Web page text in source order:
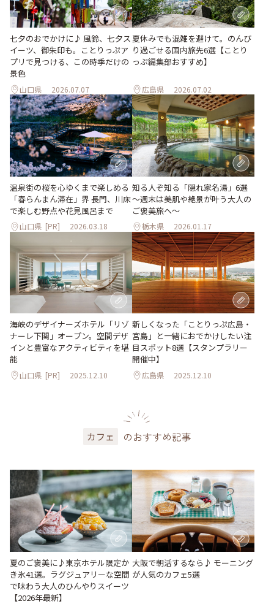
七夕のおでかけに♪ 風鈴、七夕ス
イーツ、御朱印も。ことりっぷア
プリで見つける、この時季だけの
景色
山口県 2026.07.07
夏休みでも混雑を避けて。のんび
り過ごせる国内旅先6選【ことり
っぷ編集部おすすめ】
広島県 2026.07.02
温泉街の桜を心ゆくまで楽しめる
「春らんまん滞在」界 長門、川床
で楽しむ野点や花見風呂まで
山口県 [PR] 2026.03.18
知る人ぞ知る「隠れ家名湯」6選
～週末は美肌や絶景が叶う大人の
ご褒美旅へ～
栃木県 2026.01.17
海峡のデザイナーズホテル「リゾ
ナーレ下関」オープン。空間デザ
インと豊富なアクティビティを堪
能
山口県 [PR] 2025.12.10
新しくなった「ことりっぷ広島・
宮島」と一緒におでかけしたい注
目スポット8選【スタンプラリー
開催中】
広島県 2025.12.10
カフェ のおすすめ記事
夏のご褒美に♪東京ホテル限定か
き氷41選。ラグジュアリーな空間
で味わう大人のひんやりスイーツ
【2026年最新】
大阪で朝活するなら♪ モーニング
が人気のカフェ5選